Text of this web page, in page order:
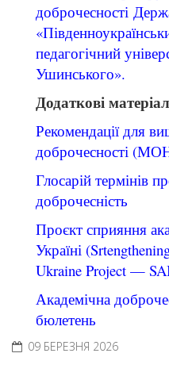
доброчесності
педагогічний
Ушинського».
Додаткові
Рекомендації для
доброчесності
Глосарій термінів
доброчесність
Проєкт сприяння
Україні
Ukraine Project —
Академічна
бюлетень
09 БЕРЕЗНЯ 2026